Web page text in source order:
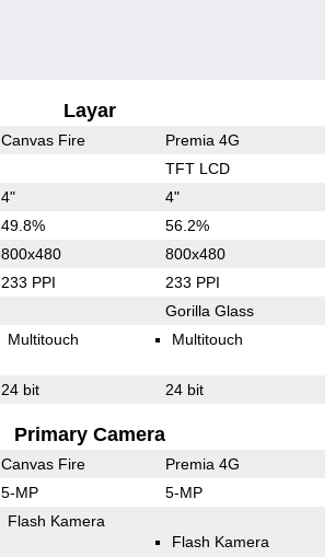
Layar
Canvas Fire Premia 4G
TFT LCD
4" 4"
49.8% 56.2%
800x480 800x480
233 PPI 233 PPI
Gorilla Glass
Multitouch Multitouch
24 bit 24 bit
Primary Camera
Canvas Fire Premia 4G
5-MP 5-MP
Flash Kamera
Flash Kamera